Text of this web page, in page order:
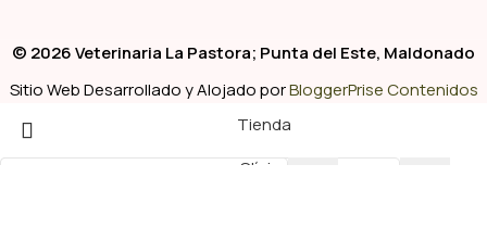
© 2026 Veterinaria La Pastora; Punta del Este, Maldonado
Sitio Web Desarrollado y Alojado porBloggerPrise Contenidos
Tienda
Clínica